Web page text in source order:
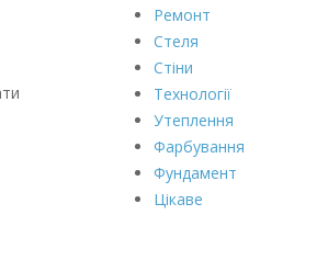
Ремонт
Стеля
Стіни
Технології
Утеплення
Фарбування
Фундамент
Цікаве